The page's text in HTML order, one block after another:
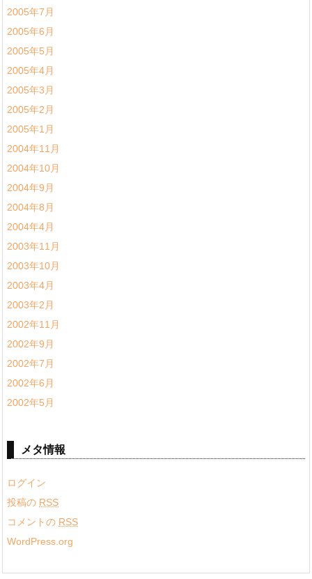
2005年7月
2005年6月
2005年5月
2005年4月
2005年3月
2005年2月
2005年1月
2004年11月
2004年10月
2004年9月
2004年8月
2004年4月
2003年11月
2003年10月
2003年4月
2003年2月
2002年11月
2002年9月
2002年7月
2002年6月
2002年5月
メタ情報
ログイン
投稿の RSS
コメントの RSS
WordPress.org